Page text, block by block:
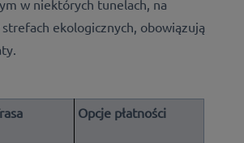
w niektórych tunelach, na
ekologicznych, obowiązują
Opcje płatności